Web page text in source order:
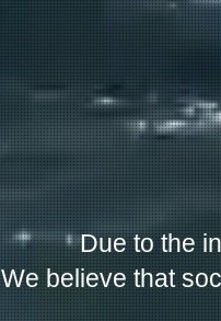
Due to the
We believe that